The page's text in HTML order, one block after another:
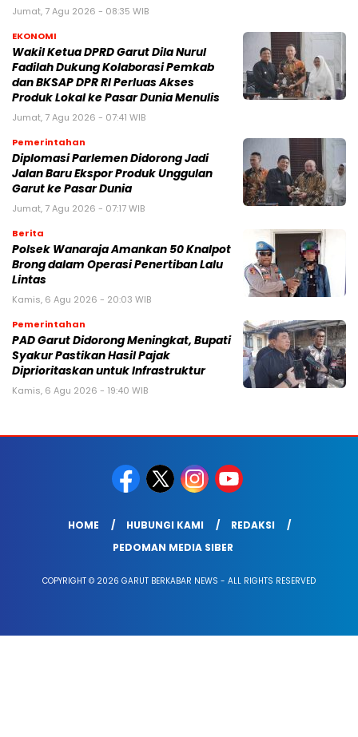
Jumat, 7 Agu 2026 - 08:35 WIB
EKONOMI
Wakil Ketua DPRD Garut Dila Nurul
Fadilah Dukung Kolaborasi Pemkab
dan BKSAP DPR RI Perluas Akses
Produk Lokal ke Pasar Dunia Menulis
Jumat, 7 Agu 2026 - 07:41 WIB
Pemerintahan
Diplomasi Parlemen Didorong Jadi
Jalan Baru Ekspor Produk Unggulan
Garut ke Pasar Dunia
Jumat, 7 Agu 2026 - 07:17 WIB
Berita
Polsek Wanaraja Amankan 50 Knalpot
Brong dalam Operasi Penertiban Lalu
Lintas
Kamis, 6 Agu 2026 - 20:03 WIB
Pemerintahan
PAD Garut Didorong Meningkat, Bupati
Syakur Pastikan Hasil Pajak
Diprioritaskan untuk Infrastruktur
Kamis, 6 Agu 2026 - 19:40 WIB
HOME HUBUNGI KAMI
REDAKSI
PEDOMAN MEDIA SIBER
COPYRIGHT © 2026 GARUT BERKABAR NEWS - ALL RIGHTS RESERVED